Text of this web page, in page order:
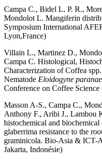
Campa C., Bidel L. P. R.,
Mondolot L. Mangiferin
Symposium International
Lyon,France)
Villain L., Martinez D.,
Campa C. Histological,
Characterization of Coffea
Nematode Eloidogyne
Conference on Coffee
Masson A-S., Campa C.,
Anthony F., Aribi J., Lambou
histochemical and
glaberrima resistance to the
graminicola. Bio-Asia & ICT-
Jakarta, Indonésie)